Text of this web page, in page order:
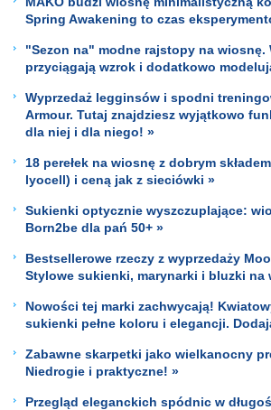
Spring Awakening to czas
"Sezon na" modne rajstopy na wiosnę.
przyciągają wzrok i dodatkowo
Wyprzedaż legginsów i spodni
Armour. Tutaj znajdziesz wyjątkowo
dla niej i dla niego! »
18 perełek na wiosnę z dobrym
lyocell) i ceną jak z sieciówki »
Sukienki optycznie wyszczuplające:
Born2be dla pań 50+ »
Bestsellerowe rzeczy z wyprzedaży
Stylowe sukienki, marynarki i bluzki na
Nowości tej marki zachwycają!
sukienki pełne koloru i elegancji.
Zabawne skarpetki jako wielkanocny
Niedrogie i praktyczne! »
Przegląd eleganckich spódnic w